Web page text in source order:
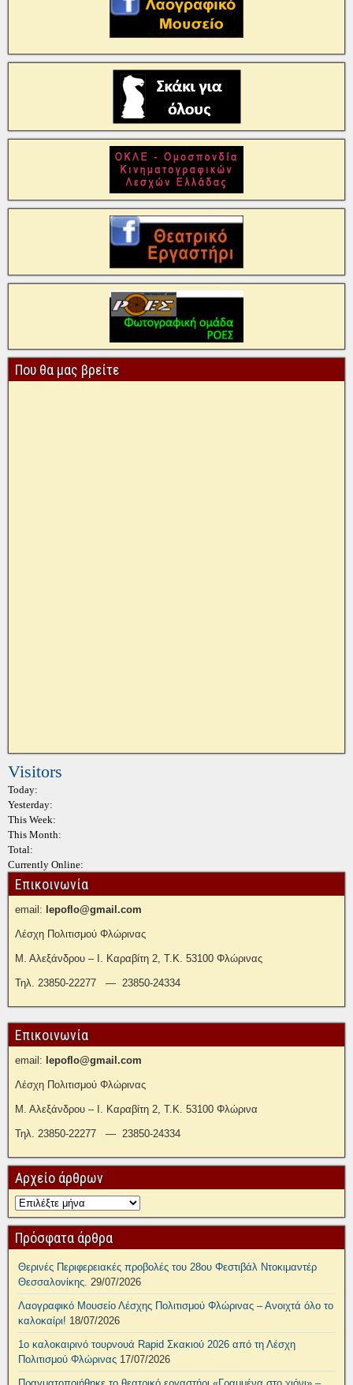
Που θα μας βρείτε
Visitors
Today:
Yesterday:
This Week:
This Month:
Total:
Currently Online:
Επικοινωνία
email: lepoflo@gmail.com
Λέσχη Πολιτισμού Φλώρινας
Μ. Αλεξάνδρου – Ι. Καραβίτη 2, Τ.Κ. 53100 Φλώρινας
Τηλ. 23850-22277 — 23850-24334
Επικοινωνία
email: lepoflo@gmail.com
Λέσχη Πολιτισμού Φλώρινας
Μ. Αλεξάνδρου – Ι. Καραβίτη 2, Τ.Κ. 53100 Φλώρινα
Τηλ. 23850-22277 — 23850-24334
Αρχείο άρθρων
Πρόσφατα άρθρα
Θερινές Περιφερειακές προβολές του 28ου Φεστιβάλ Ντοκιμαντέρ
Θεσσαλονίκης. 29/07/2026
Λαογραφικό Μουσείο Λέσχης Πολιτισμού Φλώρινας – Ανοιχτά όλο το
καλοκαίρι! 18/07/2026
1ο καλοκαιρινό τουρνουά Rapid Σκακιού 2026 από τη Λέσχη
Πολιτισμού Φλώρινας 17/07/2026